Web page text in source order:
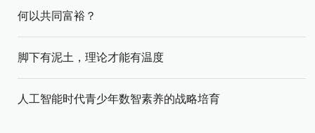
何以共同富裕？
脚下有泥土，理论才能有温度
人工智能时代青少年数智素养的战略培育